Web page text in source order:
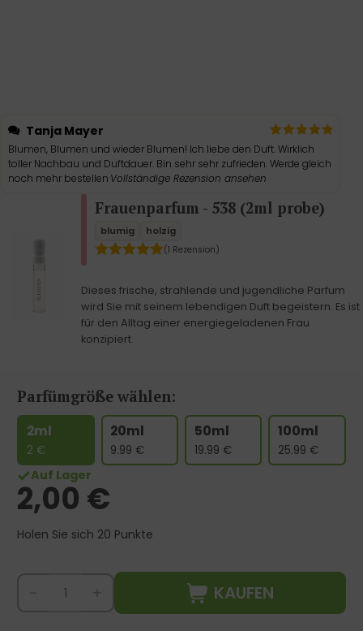
Tanja Mayer
Blumen, Blumen und wieder Blumen! Ich liebe den Duft. Wirklich
toller Nachbau und Duftdauer. Bin sehr sehr zufrieden. Werde gleich
noch mehr bestellen Vollständige Rezension ansehen
Frauenparfum - 538 (2ml probe)
blumig holzig
(1 Rezension)
Dieses frische, strahlende und jugendliche Parfum
wird Sie mit seinem lebendigen Duft begeistern. Es ist
für den Alltag einer energiegeladenen Frau
konzipiert.
Parfümgröße wählen:
2ml
2 €
20ml
9.99 €
50ml
19.99 €
100ml
25.99 €
Auf Lager
2,00 €
Holen Sie sich 20 Punkte
KAUFEN